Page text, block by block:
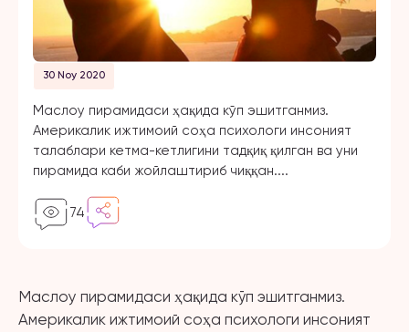
30 Noy 2020
Маслоу пирамидаси ҳақида кўп эшитганмиз.
Америкалик ижтимоий соҳа психологи инсоният
талаблари кетма-кетлигини тадқиқ қилган ва уни
пирамида каби жойлаштириб чиққан....
74
Маслоу пирамидаси ҳақида кўп эшитганмиз.
Америкалик ижтимоий соҳа психологи инсоният